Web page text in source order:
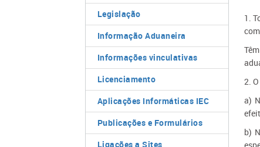
Legislação
Informação Aduaneira
Informações vinculativas
Licenciamento
Aplicações Informáticas IEC
Publicações e Formulários
Ligações a Sites
1.
2.
a)
b)